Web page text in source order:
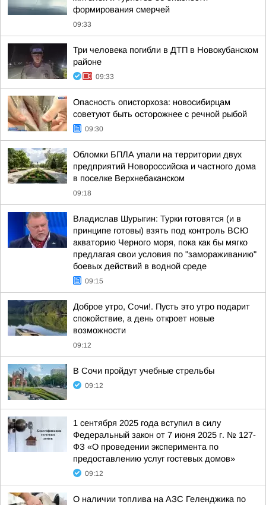
формирования смерчей
09:33
Три человека погибли в ДТП в Новокубанском
районе
09:33
Опасность описторхоза: новосибирцам
советуют быть осторожнее с речной рыбой
09:30
Обломки БПЛА упали на территории двух
предприятий Новороссийска и частного дома
в поселке Верхнебаканском
09:18
Владислав Шурыгин: Турки готовятся (и в
принципе готовы) взять под контроль ВСЮ
акваторию Черного моря, пока как бы мягко
предлагая свои условия по "замораживанию"
боевых действий в водной среде
09:15
Доброе утро, Сочи!. Пусть это утро подарит
спокойствие, а день откроет новые
возможности
09:12
В Сочи пройдут учебные стрельбы
09:12
1 сентября 2025 года вступил в силу
Федеральный закон от 7 июня 2025 г. № 127-
ФЗ «О проведении эксперимента по
предоставлению услуг гостевых домов»
09:12
О наличии топлива на АЗС Геленджика по